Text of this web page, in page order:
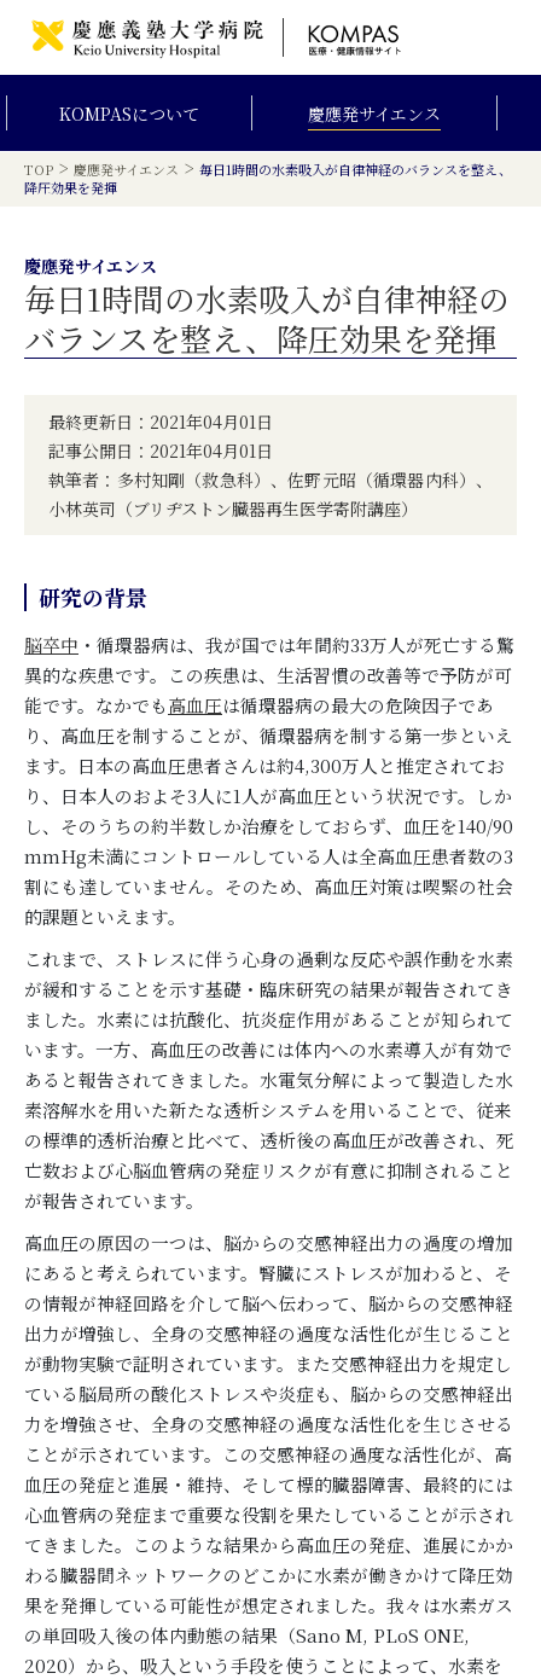
KOMPASについて 慶應発サイエンス
TOP > 慶應発サイエンス > 毎日1時間の水素吸入が自律神経のバランスを整え、
降圧効果を発揮
慶應発サイエンス
毎日1時間の水素吸入が自律神経の
バランスを整え、降圧効果を発揮
最終更新日：2021年04月01日
記事公開日：2021年04月01日
執筆者：多村知剛（救急科）、佐野元昭（循環器内科）、
小林英司（ブリヂストン臓器再生医学寄附講座）
研究の背景
脳卒中 ・循環器病は、我が国では年間約33万人が死亡する驚
異的な疾患です。この疾患は、生活習慣の改善等で予防が可
能です。なかでも高血圧は循環器病の最大の危険因子であ
り、高血圧を制することが、循環器病を制する第一歩といえ
ます。日本の高血圧患者さんは約4,300万人と推定されてお
り、日本人のおよそ3人に1人が高血圧という状況です。しか
し、そのうちの約半数しか治療をしておらず、血圧を140/90
mmHg未満にコントロールしている人は全高血圧患者数の3
割にも達していません。そのため、高血圧対策は喫緊の社会
的課題といえます。
これまで、ストレスに伴う心身の過剰な反応や誤作動を水素
が緩和することを示す基礎・臨床研究の結果が報告されてき
ました。水素には抗酸化、抗炎症作用があることが知られて
います。一方、高血圧の改善には体内への水素導入が有効で
あると報告されてきました。水電気分解によって製造した水
素溶解水を用いた新たな透析システムを用いることで、従来
の標準的透析治療と比べて、透析後の高血圧が改善され、死
亡数および心脳血管病の発症リスクが有意に抑制されること
が報告されています。
高血圧の原因の一つは、脳からの交感神経出力の過度の増加
にあると考えられています。腎臓にストレスが加わると、そ
の情報が神経回路を介して脳へ伝わって、脳からの交感神経
出力が増強し、全身の交感神経の過度な活性化が生じること
が動物実験で証明されています。また交感神経出力を規定し
ている脳局所の酸化ストレスや炎症も、脳からの交感神経出
力を増強させ、全身の交感神経の過度な活性化を生じさせる
ことが示されています。この交感神経の過度な活性化が、高
血圧の発症と進展・維持、そして標的臓器障害、最終的には
心血管病の発症まで重要な役割を果たしていることが示され
てきました。このような結果から高血圧の発症、進展にかか
わる臓器間ネットワークのどこかに水素が働きかけて降圧効
果を発揮している可能性が想定されました。我々は水素ガス
の単回吸入後の体内動態の結果（Sano M, PLoS ONE,
2020）から、吸入という手段を使うことによって、水素を